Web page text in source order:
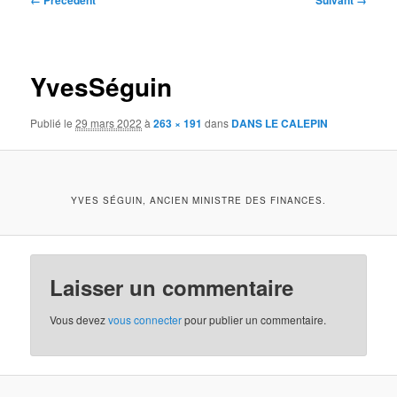
YvesSéguin
Publié le29 mars 2022 à263 × 191 dans DANS LE CALEPIN
YVES SÉGUIN, ANCIEN MINISTRE DES FINANCES.
Laisser un commentaire
Vous devezvous connecterpour publier un commentaire.